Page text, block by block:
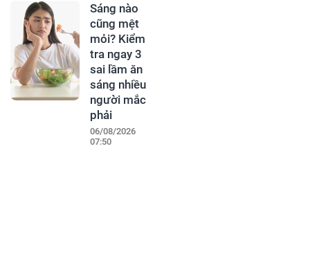
Sáng nào
cũng mệt
mỏi? Kiểm
tra ngay 3
sai lầm ăn
sáng nhiều
người mắc
phải
06/08/2026
07:50